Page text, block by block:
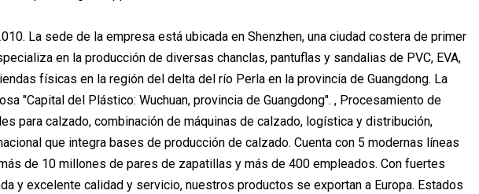
La sede de la empresa está ubicada en Shenzhen, una ciudad costera de primer
en la producción de diversas chanclas, pantuflas y sandalias de PVC, EVA,
físicas en la región del delta del río Perla en la provincia de Guangdong. La
"Capital del Plástico: Wuchuan, provincia de Guangdong". , Procesamiento de
para calzado, combinación de máquinas de calzado, logística y distribución,
que integra bases de producción de calzado. Cuenta con 5 modernas líneas
de 10 millones de pares de zapatillas y más de 400 empleados. Con fuertes
y excelente calidad y servicio, nuestros productos se exportan a Europa. Estados